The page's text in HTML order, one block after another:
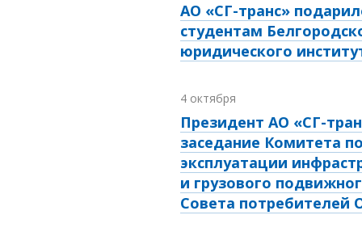
АО «СГ-транс»
студентам
юридического
4 октября
Президент АО «СГ-
заседание Комитета
эксплуатации
и грузового
Совета